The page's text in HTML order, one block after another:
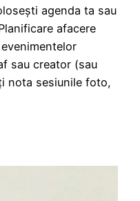
agenda ta sau
afacere
sau creator (sau
nota sesiunile foto,